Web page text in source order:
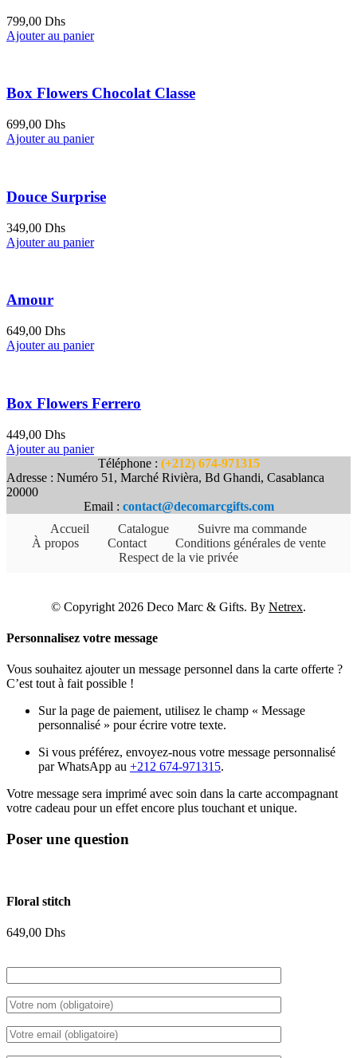
799,00 Dhs
Ajouter au panier
Box Flowers Chocolat Classe
699,00 Dhs
Ajouter au panier
Douce Surprise
349,00 Dhs
Ajouter au panier
Amour
649,00 Dhs
Ajouter au panier
Box Flowers Ferrero
449,00 Dhs
Ajouter au panier
Téléphone : (+212) 674-971315
Adresse : Numéro 51, Marché Rivièra, Bd Ghandi, Casablanca
20000
Email : contact@decomarcgifts.com
Accueil
Catalogue
Suivre ma commande
À propos
Contact
Conditions générales de vente
Respect de la vie privée
© Copyright 2026 Deco Marc & Gifts. By Netrex.
Personnalisez votre message
Vous souhaitez ajouter un message personnel dans la carte offerte ?
C’est tout à fait possible !
Sur la page de paiement, utilisez le champ « Message
personnalisé » pour écrire votre texte.
Si vous préférez, envoyez-nous votre message personnalisé
par WhatsApp au +212 674-971315.
Votre message sera imprimé avec soin dans la carte accompagnant
votre cadeau pour un effet encore plus touchant et unique.
Poser une question
Floral stitch
649,00 Dhs